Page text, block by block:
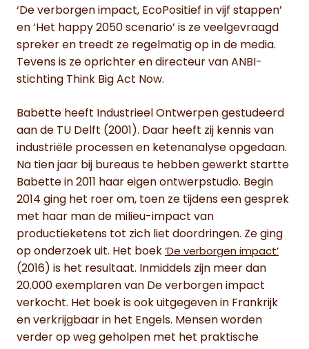
‘De verborgen impact, EcoPositief in vijf stappen’
en ‘Het happy 2050 scenario’ is ze veelgevraagd
spreker en treedt ze regelmatig op in de media.
Tevens is ze oprichter en directeur van ANBI-
stichting Think Big Act Now.
Babette heeft Industrieel Ontwerpen gestudeerd
aan de TU Delft (2001). Daar heeft zij kennis van
industriële processen en ketenanalyse opgedaan.
Na tien jaar bij bureaus te hebben gewerkt startte
Babette in 2011 haar eigen ontwerpstudio. Begin
2014 ging het roer om, toen ze tijdens een gesprek
met haar man de milieu-impact van
productieketens tot zich liet doordringen. Ze ging
op onderzoek uit. Het boek ‘De verborgen impact’
(2016) is het resultaat. Inmiddels zijn meer dan
20.000 exemplaren van De verborgen impact
verkocht. Het boek is ook uitgegeven in Frankrijk
en verkrijgbaar in het Engels. Mensen worden
verder op weg geholpen met het praktische